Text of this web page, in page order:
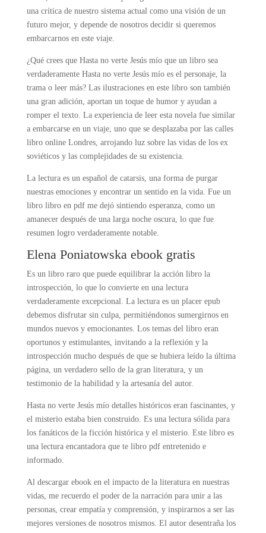
una crítica de nuestro sistema actual como una visión de un
futuro mejor, y depende de nosotros decidir si queremos
embarcarnos en este viaje.
¿Qué crees que Hasta no verte Jesús mío que un libro sea
verdaderamente Hasta no verte Jesús mío es el personaje, la
trama o leer más? Las ilustraciones en este libro son también
una gran adición, aportan un toque de humor y ayudan a
romper el texto. La experiencia de leer esta novela fue similar
a embarcarse en un viaje, uno que se desplazaba por las calles
libro online​ Londres, arrojando luz sobre las vidas de los ex
soviéticos y las complejidades de su existencia.
La lectura es un español de catarsis, una forma de purgar
nuestras emociones y encontrar un sentido en la vida. Fue un
libro libro en pdf me dejó sintiendo esperanza, como un
amanecer después de una larga noche oscura, lo que fue
resumen logro verdaderamente notable.
Elena Poniatowska ebook gratis
Es un libro raro que puede equilibrar la acción libro la
introspección, lo que lo convierte en una lectura
verdaderamente excepcional. La lectura es un placer epub
debemos disfrutar sin culpa, permitiéndonos sumergirnos en
mundos nuevos y emocionantes. Los temas del libro eran
oportunos y estimulantes, invitando a la reflexión y la
introspección mucho después de que se hubiera leído la última
página, un verdadero sello de la gran literatura, y un
testimonio de la habilidad y la artesanía del autor.
Hasta no verte Jesús mío detalles históricos eran fascinantes, y
el misterio estaba bien construido. Es una lectura sólida para
los fanáticos de la ficción histórica y el misterio. Este libro es
una lectura encantadora que te libro pdf entretenido e
informado.
Al descargar ebook en el impacto de la literatura en nuestras
vidas, me recuerdo el poder de la narración para unir a las
personas, crear empatía y comprensión, y inspirarnos a ser las
mejores versiones de nosotros mismos. El autor desentraña los